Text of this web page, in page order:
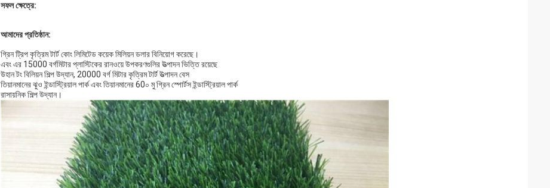
সফল ক্ষেত্রে:
আমাদের প্রতিষ্ঠান:
গ্রিন ট্রিপ কৃত্রিম টার্ট কোং লিমিটেড কয়েক মিলিয়ন ডলার বিনিয়োগ করেছে।
এবং এর 15000 বর্গমিটার প্লাস্টিকের রানওয়ে উপকরণগুলির উত্পাদন ভিত্তি রয়েছে
উহান টং বিলিয়ন শিল্প উদ্যান, 20000 বর্গ মিটার কৃত্রিম টার্ট উত্পাদন বেস
তিয়ানমানের ঝুও ইন্ডাস্ট্রিয়াল পার্ক এবং তিয়ানমানের 60০ মু গ্রিন স্পোর্টস ইন্ডাস্ট্রিয়াল পার্ক
রাসায়নিক শিল্প উদ্যান।